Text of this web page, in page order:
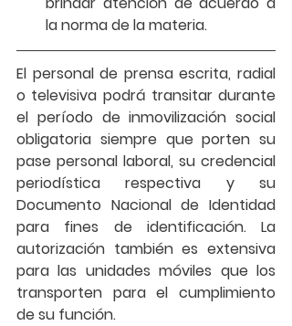
la norma de la materia.
El personal de prensa escrita, radial
o televisiva podrá transitar durante
el período de inmovilización social
obligatoria siempre que porten su
pase personal laboral, su credencial
periodística respectiva y su
Documento Nacional de Identidad
para fines de identificación. La
autorización también es extensiva
para las unidades móviles que los
transporten para el cumplimiento
de su función.